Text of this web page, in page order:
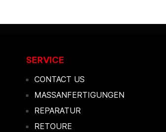
SERVICE
CONTACT US
MASSANFERTIGUNGEN
REPARATUR
RETOURE